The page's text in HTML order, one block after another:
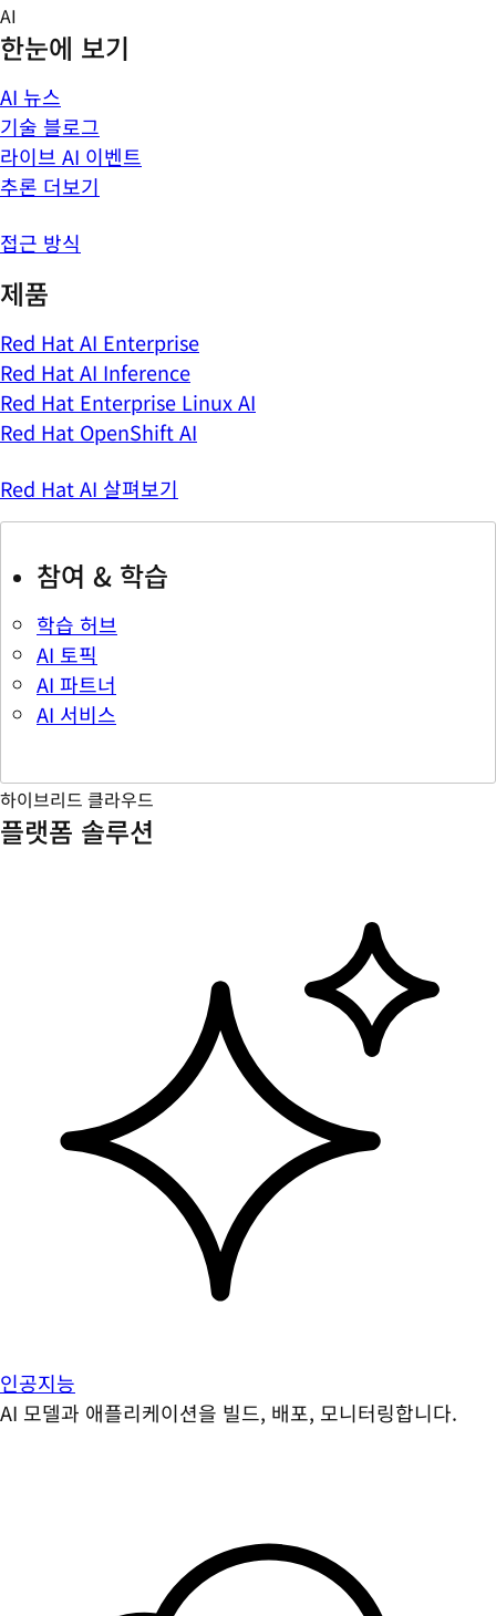
Skip
to
content
AI
한눈에 보기
AI 뉴스
기술 블로그
라이브 AI 이벤트
추론 더보기
접근 방식
제품
Red Hat AI Enterprise
Red Hat AI Inference
Red Hat Enterprise Linux AI
Red Hat OpenShift AI
Red Hat AI 살펴보기
참여 & 학습
학습 허브
AI 토픽
AI 파트너
AI 서비스
하이브리드 클라우드
플랫폼 솔루션
인공지능
AI 모델과 애플리케이션을 빌드, 배포, 모니터링합니다.